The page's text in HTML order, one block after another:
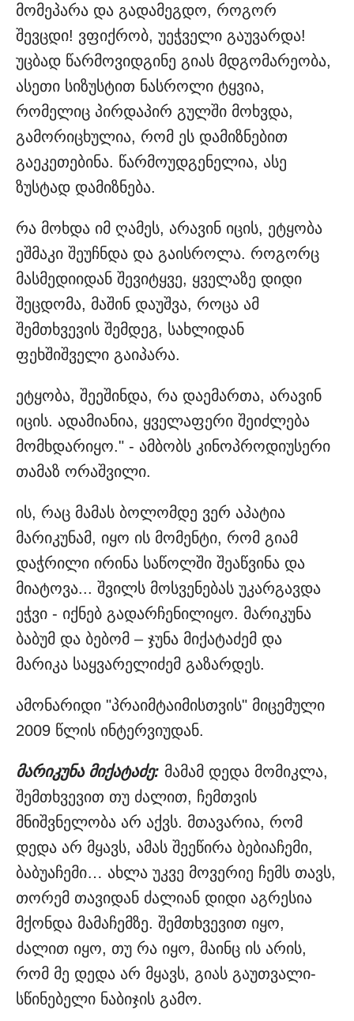
მომეპარა და გადამეგდო, როგორ
შევცდი! ვფიქრობ, უეჭველი გაუვარდა!
უცბად წარმოვიდგინე გიას მდგომარეობა,
ასეთი სიზუსტით ნასროლი ტყვია,
რომელიც პირდაპირ გულში მოხვდა,
გამორიცხულია, რომ ეს დამიზნებით
გაეკეთებინა. წარმოუდგენელია, ასე
ზუსტად დამიზნება.
რა მოხდა იმ ღამეს, არავინ იცის, ეტყობა
ეშმაკი შეუჩნდა და გაისროლა. როგორც
მასმედიიდან შევიტყვე, ყველაზე დიდი
შეცდომა, მაშინ დაუშვა, როცა ამ
შემთხვევის შემდეგ, სახლიდან
ფეხშიშველი გაიპარა.
ეტყობა, შეეშინდა, რა დაემართა, არავინ
იცის. ადამიანია, ყველაფერი შეიძლება
მომხდარიყო." - ამბობს კინოპროდიუსერი
თამაზ ორაშვილი.
ის, რაც მამას ბოლომდე ვერ აპატია
მარიკუნამ, იყო ის მომენტი, რომ გიამ
დაჭრილი ირინა საწოლში შეაწვინა და
მიატოვა... შვილს მოსვენებას უკარგავდა
ეჭვი - იქნებ გადარჩენილიყო. მარიკუნა
ბაბუმ და ბებომ – ჯუნა მიქატაძემ და
მარიკა საყვარელიძემ გაზარდეს.
ამონარიდი "პრაიმტაიმისთვის" მიცემული
2009 წლის ინტერვიუდან.
მარიკუნა მიქატაძე: მამამ დედა მომიკლა,
შემთხვევით თუ ძალით, ჩემთვის
მნიშვნელობა არ აქვს. მთავარია, რომ
დედა არ მყავს, ამ­ას შეეწირა ბებიაჩემი,
ბაბუაჩემი… ახლა უკვე მოვერიე ჩემს თავს,
თორემ თავიდან ძალი­ან დიდი აგრესია
მქონდა მამაჩე­მზე. შემთხვევით იყო,
ძალით იყო, თუ რა იყო, მაინც ის არის,
რომ მე დედა არ მყავს, გიას გაუთვალი­
სწინებელი ნაბიჯის გამო.